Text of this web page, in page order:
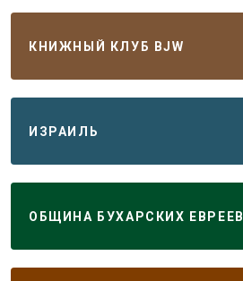
КНИЖНЫЙ КЛУБ BJW
ИЗРАИЛЬ
ОБЩИНА БУХАРСКИХ ЕВРЕЕВ